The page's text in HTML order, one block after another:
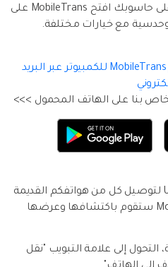
بتحميل و تثبيت MobileTrans على حاسوبك افتح MobileTrans على
مع خيارات مختلفة.
انقر هنا للحصول على برنامج MobileTrans للكمبيوتر عبر البريد
الخطوة 2: استخدام كابلات USB لتوصيل كل من هواتفكم القديمة
والجديدة بالحاسوب. MobileTrans ستقوم باكتشافها وعرضها
التحول إلى علامة التبويب "نقل